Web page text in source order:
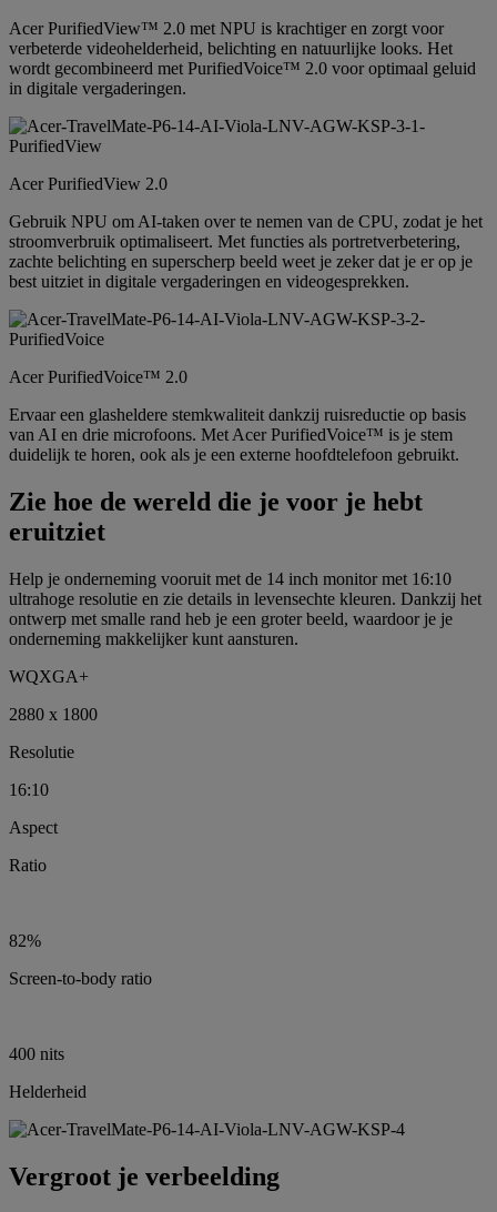
Acer PurifiedView™ 2.0 met NPU is krachtiger en zorgt voor
verbeterde videohelderheid, belichting en natuurlijke looks. Het
wordt gecombineerd met PurifiedVoice™ 2.0 voor optimaal geluid
in digitale vergaderingen.
Acer PurifiedView 2.0
Gebruik NPU om AI-taken over te nemen van de CPU, zodat je het
stroomverbruik optimaliseert. Met functies als portretverbetering,
zachte belichting en superscherp beeld weet je zeker dat je er op je
best uitziet in digitale vergaderingen en videogesprekken.
Acer PurifiedVoice™ 2.0
Ervaar een glasheldere stemkwaliteit dankzij ruisreductie op basis
van AI en drie microfoons. Met Acer PurifiedVoice™ is je stem
duidelijk te horen, ook als je een externe hoofdtelefoon gebruikt.
Zie hoe de wereld die je voor je hebt
eruitziet
Help je onderneming vooruit met de 14 inch monitor met 16:10
ultrahoge resolutie en zie details in levensechte kleuren. Dankzij het
ontwerp met smalle rand heb je een groter beeld, waardoor je je
onderneming makkelijker kunt aansturen.
WQXGA+
2880 x 1800
Resolutie
16:10
Aspect
Ratio
82%
Screen-to-body ratio
400 nits
Helderheid
Vergroot je verbeelding